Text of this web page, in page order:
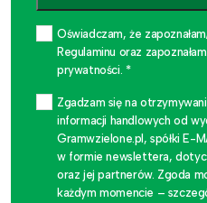
Oświadczam, że
Regulaminu oraz
prywatności. *
Zgadzam się na
informacji handlowych od
Gramwzielone.pl, spółki E-
w formie newslettera,
oraz jej partnerów. Zgoda
każdym momencie –